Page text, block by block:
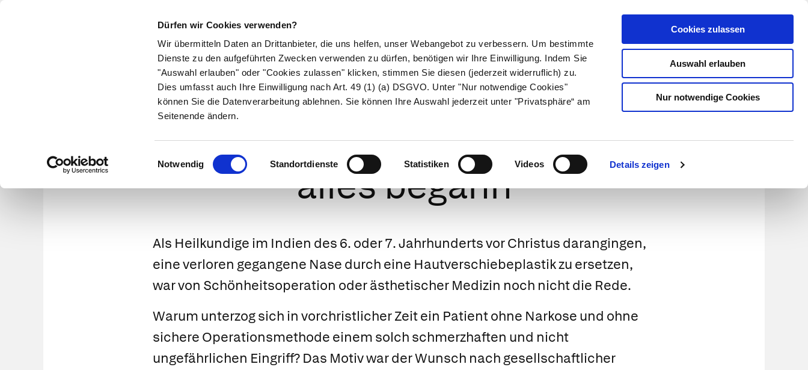
Dürfen wir Cookies verwenden?
Wir übermitteln Daten an Drittanbieter, die uns helfen, unser Webangebot zu verbessern. Um bestimmte
Dienste zu den aufgeführten Zwecken verwenden zu dürfen, benötigen wir Ihre Einwilligung. Indem Sie
"Auswahl erlauben" oder "Cookies zulassen" klicken, stimmen Sie diesen (jederzeit widerruflich) zu.
Dies umfasst auch Ihre Einwilligung nach Art. 49 (1) (a) DSGVO. Unter "Nur notwendige Cookies"
können Sie die Datenverarbeitung ablehnen. Sie können Ihre Auswahl jederzeit unter "Privatsphäre“ am
Seitenende ändern.
Einwilligungsauswahl
Notwendig Standortdienste Statistiken Videos Details zeigen
Cookies zulassen
Auswahl erlauben
Nur notwendige Cookies
Kundenlogin
Suche
Symptome Therapie Medikamente Naturheilkunde Eltern & Kind Gesund leben Über uns
Abgeschlagene Nasen – oder wie
alles begann
Als Heilkundige im Indien des 6. oder 7. Jahrhunderts vor Christus darangingen,
eine verloren gegangene Nase durch eine Hautverschiebeplastik zu ersetzen,
war von Schönheitsoperation oder ästhetischer Medizin noch nicht die Rede.
Warum unterzog sich in vorchristlicher Zeit ein Patient ohne Narkose und ohne
sichere Operationsmethode einem solch schmerzhaften und nicht
ungefährlichen Eingriff? Das Motiv war der Wunsch nach gesellschaftlicher